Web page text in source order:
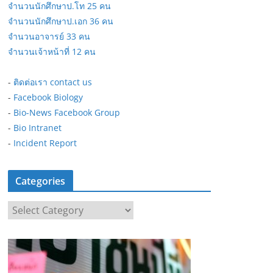
จำนวนนักศึกษาป.โท 25 คน
จำนวนนักศึกษาป.เอก 36 คน
จำนวนอาจารย์ 33 คน
จำนวนเจ้าหน้าที่ 12 คน
- ติดต่อเรา contact us
- Facebook Biology
- Bio-News Facebook Group
- Bio Intranet
- Incident Report
Categories
a
t
e
g